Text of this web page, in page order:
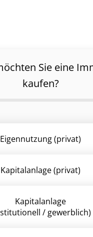
Sie eine
kaufen?
Eigennutzung (privat)
Kapitalanlage (privat)
Kapitalanlage
/ gewerblich)